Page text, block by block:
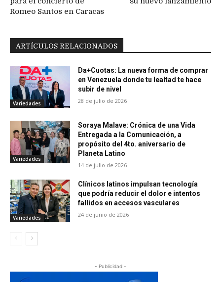
Romeo Santos en Caracas
ARTÍCULOS RELACIONADOS
Variedades
Da+Cuotas: La nueva forma de comprar
en Venezuela donde tu lealtad te hace
subir de nivel
28 de julio de 2026
Variedades
Soraya Malave: Crónica de una Vida
Entregada a la Comunicación, a
propósito del 4to. aniversario de
Planeta Latino
14 de julio de 2026
Variedades
Clínicos latinos impulsan tecnología
que podría reducir el dolor e intentos
fallidos en accesos vasculares
24 de junio de 2026
- Publicidad -